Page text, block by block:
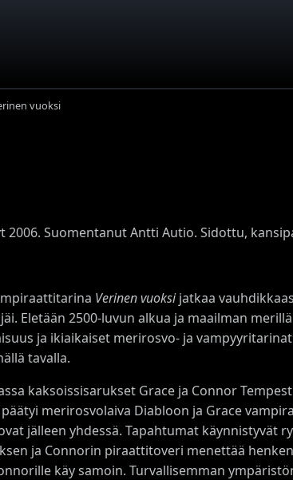
vuoksi
2006. Suomentanut Antti Autio. Sidottu,
Verinen vuoksijatkaa
Eletään 2500-luvun alkua ja maailman
ja ikiaikaiset merirosvo- ja
tavalla.
kaksoissisarukset Grace ja Connor
merirosvolaiva Diabloon ja Grace
jälleen yhdessä. Tapahtumat käynnistyvät
ja Connorin piraattitoveri menettää
käy samoin. Turvallisemman